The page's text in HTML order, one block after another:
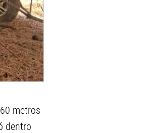
metros
dentro